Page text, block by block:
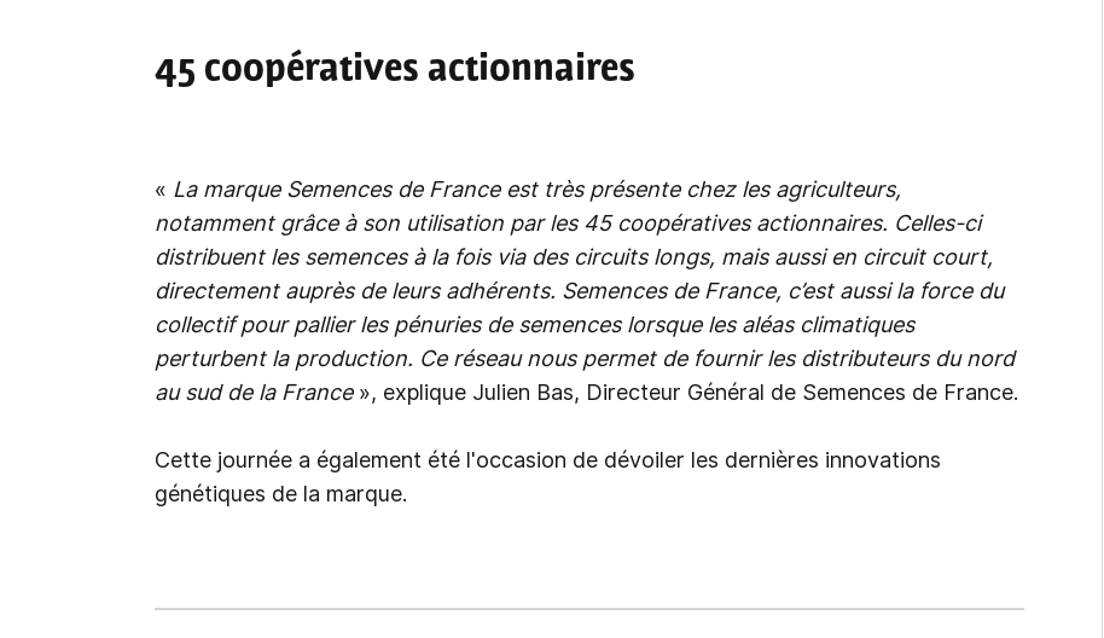
45 coopératives actionnaires
« La marque Semences de France est très présente chez les agriculteurs,
notamment grâce à son utilisation par les 45 coopératives actionnaires. Celles-ci
distribuent les semences à la fois via des circuits longs, mais aussi en circuit court,
directement auprès de leurs adhérents. Semences de France, c’est aussi la force du
collectif pour pallier les pénuries de semences lorsque les aléas climatiques
perturbent la production. Ce réseau nous permet de fournir les distributeurs du nord
au sud de la France», explique Julien Bas, Directeur Général de Semences de France.
Cette journée a également été l'occasion de dévoiler les dernières innovations
génétiques de la marque.